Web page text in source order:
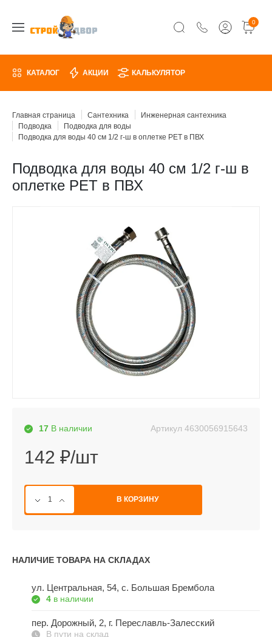
0
КАТАЛОГ АКЦИИ КАЛЬКУЛЯТОР
Главная страница Сантехника
Инженерная сантехника
Подводка
Подводка для воды
Подводка для воды 40 см 1/2 г-ш в оплетке PET в ПВХ
Подводка для воды 40 см 1/2 г-ш в
оплетке PET в ПВХ
17 В наличии Артикул 4630056915643
142 ₽/шт
В КОРЗИНУ
НАЛИЧИЕ ТОВАРА НА СКЛАДАХ
ул. Центральная, 54, c. Большая Брембола
4 в наличии
пер. Дорожный, 2, г. Переславль-Залесский
В пути на склад